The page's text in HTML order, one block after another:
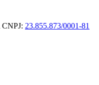
CNPJ: 23.855.873/0001-81